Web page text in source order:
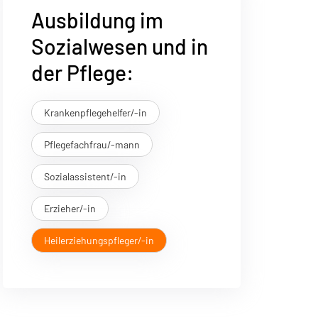
Ausbildung im
Sozialwesen und in
der Pflege:
Krankenpflegehelfer/-in
Pflegefachfrau/-mann
Sozialassistent/-in
Erzieher/-in
Heilerziehungspfleger/-in